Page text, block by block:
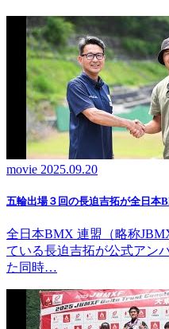
movie 2025.09.20
五輪出場３回の長迫吉拓が全日本
全日本BMX 連盟（略称
ている長迫吉拓が公式アン
た同時…